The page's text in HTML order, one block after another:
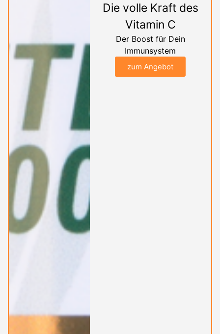
Die volle Kraft des
Vitamin C
Der Boost für Dein
Immunsystem
zum Angebot